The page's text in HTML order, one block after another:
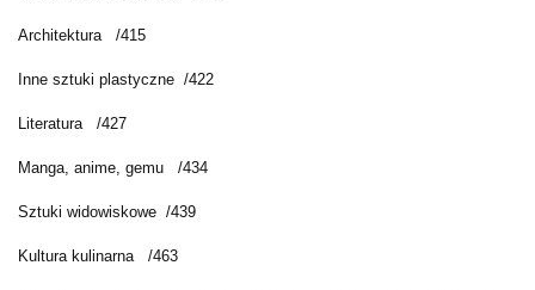
Architektura /415
Inne sztuki plastyczne /422
Literatura /427
Manga, anime, gemu /434
Sztuki widowiskowe /439
Kultura kulinarna /463